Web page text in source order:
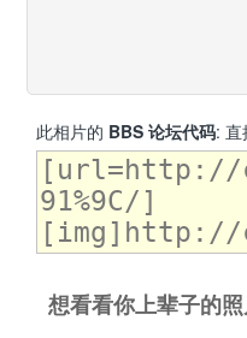
此相片的 BBS 论坛代码: 直
想看看你上辈子的